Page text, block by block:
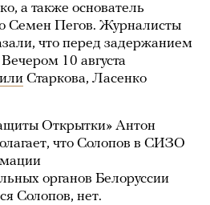
а также основатель
Семен Пегов. Журналисты
что перед задержанием
10 августа
Старкова, Ласенко
Открытки» Антон
что Солопов в СИЗО
органов Белоруссии
Солопов, нет.